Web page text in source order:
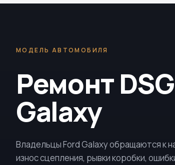
МОДЕЛЬ АВТОМОБИЛЯ
Ремонт
Galaxy
Владельцы Ford Galaxy обращаются к
износ сцепления, рывки коробки,